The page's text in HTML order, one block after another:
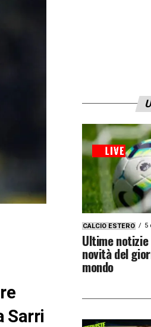
Sarri
CALCIO ESTERO 5
Ultime
novità del
mondo